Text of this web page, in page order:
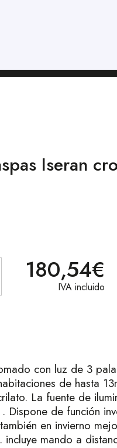
Iseran
180,54€
IVA incluido
con luz de 3
de hasta
La fuente de
Dispone de función
en invierno
mando a